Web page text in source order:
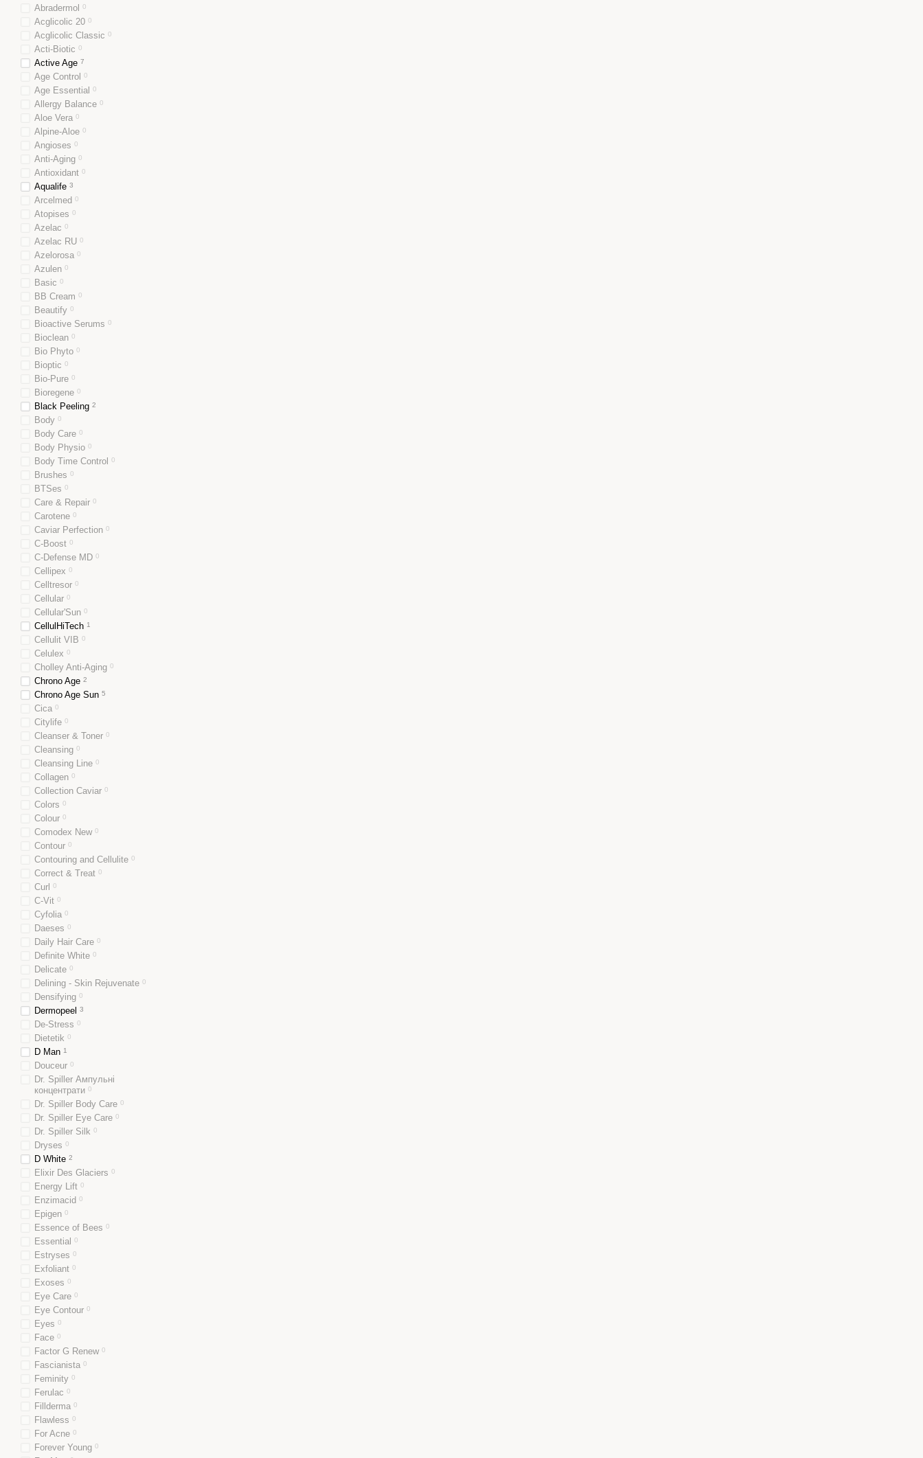
Abradermol 0
Acglicolic 20 0
Acglicolic Classic 0
Acti-Biotic 0
Active Age 7
Age Control 0
Age Essential 0
Allergy Balance 0
Aloe Vera 0
Alpine-Aloe 0
Angioses 0
Anti-Aging 0
Antioxidant 0
Aqualife 3
Arcelmed 0
Atopises 0
Azelac 0
Azelac RU 0
Azelorosa 0
Azulen 0
Basic 0
BB Cream 0
Beautify 0
Bioactive Serums 0
Bioclean 0
Bio Phyto 0
Bioptic 0
Bio-Pure 0
Bioregene 0
Black Peeling 2
Body 0
Body Care 0
Body Physio 0
Body Time Control 0
Brushes 0
BTSes 0
Care & Repair 0
Carotene 0
Caviar Perfection 0
C-Boost 0
C-Defense MD 0
Cellipex 0
Celltresor 0
Cellular 0
Cellular'Sun 0
CellulHiTech 1
Cellulit VIB 0
Celulex 0
Cholley Anti-Aging 0
Chrono Age 2
Chrono Age Sun 5
Cica 0
Citylife 0
Cleanser & Toner 0
Cleansing 0
Cleansing Line 0
Collagen 0
Collection Caviar 0
Colors 0
Colour 0
Comodex New 0
Contour 0
Contouring and Cellulite 0
Correct & Treat 0
Curl 0
C-Vit 0
Cyfolia 0
Daeses 0
Daily Hair Care 0
Definite White 0
Delicate 0
Delining - Skin Rejuvenate 0
Densifying 0
Dermopeel 3
De-Stress 0
Dietetik 0
D Man 1
Douceur 0
Dr. Spiller Ампульні
концентрати 0
Dr. Spiller Body Care 0
Dr. Spiller Eye Care 0
Dr. Spiller Silk 0
Dryses 0
D White 2
Elixir Des Glaciers 0
Energy Lift 0
Enzimacid 0
Epigen 0
Essence of Bees 0
Essential 0
Estryses 0
Exfoliant 0
Exoses 0
Eye Care 0
Eye Contour 0
Eyes 0
Face 0
Factor G Renew 0
Fascianista 0
Feminity 0
Ferulac 0
Fillderma 0
Flawless 0
For Acne 0
Forever Young 0